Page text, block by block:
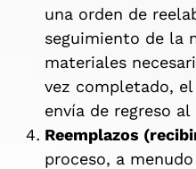
una orden de
seguimiento de la
materiales
vez completado,
envía de regreso
Reemplazos
proceso, a